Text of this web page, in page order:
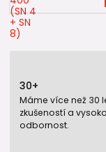
30+
Máme více než 30
zkušeností a
odbornost.